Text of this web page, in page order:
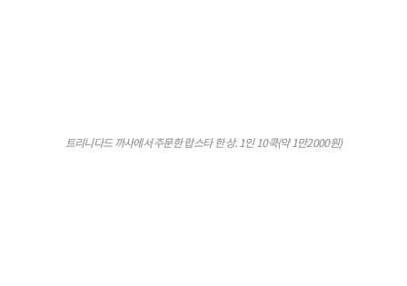
트리니다드 까사에서 주문한 랍스타 한 상. 1인 10쿡(약 1만2000원)